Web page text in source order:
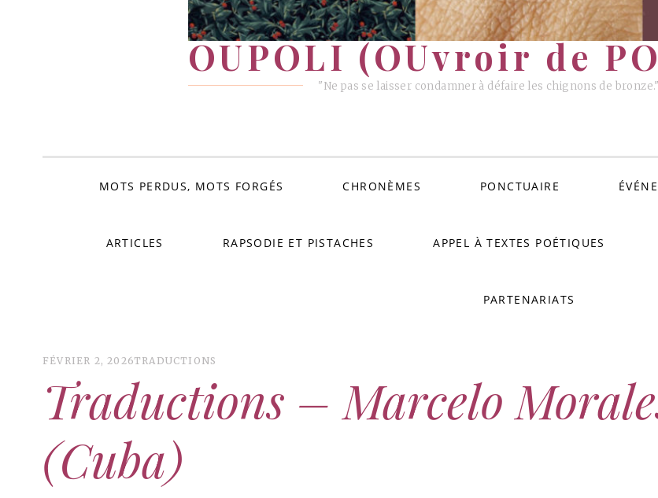
OUPOLI (OUvroir de
"Ne pas se laisser condamner à défaire les chignons de
MOTS PERDUS, MOTS FORGÉS CHRONÈMES PONCTUAIRE
ARTICLES RAPSODIE ET PISTACHES APPEL À TEXTES POÉTIQUES
PARTENARIATS
FÉVRIER 2, 2026TRADUCTIONS
Traductions – Marcelo
(Cuba)